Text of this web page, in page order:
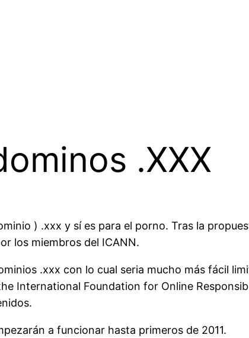
.XXX
) .xxx y sí es para el porno. Tras la
los miembros del ICANN.
.xxx con lo cual seria mucho más fácil
International Foundation for Online
a funcionar hasta primeros de 2011.